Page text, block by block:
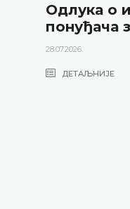
Одлука о
понуђача
28.07.2026.
ДЕТАЉНИЈЕ